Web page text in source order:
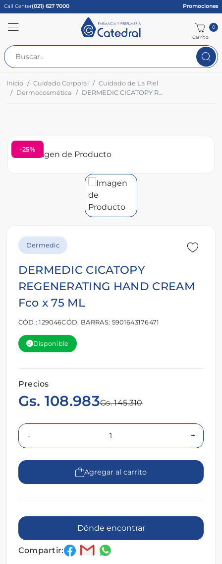
Call Center(021) 627 7000 Promociones
Carrito
0
Inicio Cuidado Corporal
Cuidado de La Piel
Dermocosmética
DERMEDIC CICATOPY REGENERATING HAND CREAM Fco x 75 ML
-25%
Dermedic
DERMEDIC CICATOPY
REGENERATING HAND CREAM
Fco x 75 ML
CÓD.: 129046CÓD. BARRAS: 5901643176471
Disponible
Precios
Gs. 108.983Gs. 145.310
- +
Agregar al carrito
Dónde encontrar
Compartir: